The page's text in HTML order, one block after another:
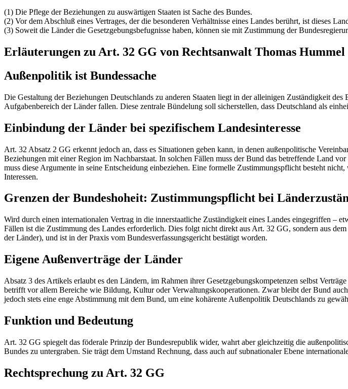
(1) Die Pflege der Beziehungen zu auswärtigen Staaten ist Sache des Bundes.
(2) Vor dem Abschluß eines Vertrages, der die besonderen Verhältnisse eines Landes berührt, ist dieses
(3) Soweit die Länder die Gesetzgebungsbefugnisse haben, können sie mit Zustimmung der
Erläuterungen zu Art. 32 GG von Rechtsanwalt Thomas Hummel
Außenpolitik ist Bundessache
Die Gestaltung der Beziehungen Deutschlands zu anderen Staaten liegt in der alleinigen Zuständigkeit
Aufgabenbereich der Länder fallen. Diese zentrale Bündelung soll sicherstellen, dass Deutschland als
Einbindung der Länder bei spezifischem Landesinteresse
Art. 32 Absatz 2 GG erkennt jedoch an, dass es Situationen geben kann, in denen außenpolitische
Beziehungen mit einer Region im Nachbarstaat. In solchen Fällen muss der Bund das betreffende Land
muss diese Argumente in seine Entscheidung einbeziehen. Eine formelle Zustimmungspflicht besteht
Interessen.
Grenzen der Bundeshoheit: Zustimmungspflicht bei
Wird durch einen internationalen Vertrag in die innerstaatliche Zuständigkeit eines Landes eingegriffen –
Fällen ist die Zustimmung des Landes erforderlich. Dies folgt nicht direkt aus Art. 32 GG, sondern aus
der Länder), und ist in der Praxis vom Bundesverfassungsgericht bestätigt worden.
Eigene Außenverträge der Länder
Absatz 3 des Artikels erlaubt es den Ländern, im Rahmen ihrer Gesetzgebungskompetenzen selbst
betrifft vor allem Bereiche wie Bildung, Kultur oder Verwaltungskooperationen. Zwar bleibt der Bund
jedoch stets eine enge Abstimmung mit dem Bund, um eine kohärente Außenpolitik Deutschlands zu
Funktion und Bedeutung
Art. 32 GG spiegelt das föderale Prinzip der Bundesrepublik wider, wahrt aber gleichzeitig die
Bundes zu untergraben. Sie trägt dem Umstand Rechnung, dass auch auf subnationaler Ebene
Rechtsprechung zu Art. 32 GG